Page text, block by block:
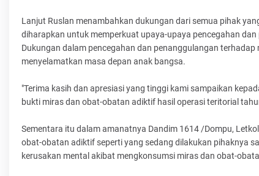
Lanjut Ruslan menambahkan dukungan dari semua pihak
diharapkan untuk memperkuat upaya-upaya pencegahan
Dukungan dalam pencegahan dan penanggulangan
menyelamatkan masa depan anak bangsa.
"Terima kasih dan apresiasi yang tinggi kami sampaikan
bukti miras dan obat-obatan adiktif hasil operasi teritorial
Sementara itu dalam amanatnya Dandim 1614 /Dompu,
obat-obatan adiktif seperti yang sedang dilakukan pihaknya
kerusakan mental akibat mengkonsumsi miras dan obat-